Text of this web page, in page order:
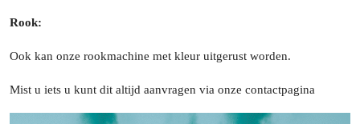
Rook:
Ook kan onze rookmachine met kleur uitgerust worden.
Mist u iets u kunt dit altijd aanvragen via onze contactpagina